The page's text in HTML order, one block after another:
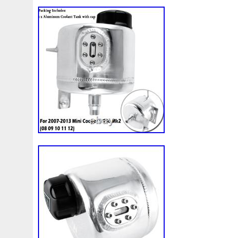
garantir leur bon fonctionnement. Si,
une variation significative affectant son
détectée, nous vous contacterons avant
avez des doutes sur l’état d’une pièce,
d’effectuer votre achat. Nous sommes
Toute marchandise doit être retournée
d’origine ou, à défaut, dans un
fourni par notre expédition. Nous
dommages que la pièce pourrait subir
Le produit ne doit pas avoir été monté
manipulé. Si notre service après-vente
le retour ne sera pas accepté.
RETOURS. Il est essentiel que la pièce
immobilisée et protégée pour éviter tout
transport. Beaucoup de nos pièces sont
sensibles aux chocs, un emballage
provoquer des dommages invalidant le
client devra utiliser l’emballage
qualité équivalente, garantissant la
Möchten Sie, dass wir sicherstellen,
Fahrzeug entspricht? Wir können es
uns lediglich ein Foto des technischen
der Referenz Ihres Stücks zusenden.
che questa parte sia adatta al tuo
devi fare è inviarci una foto della scheda
riferimento del tuo pezzo. Chcesz,
ta czesc bedzie pasowac do Twojego
musisz zrobic, to przeslac nam zdjecie
numer referencyjny swojego produktu.
certeza de que esta pièce corresponde